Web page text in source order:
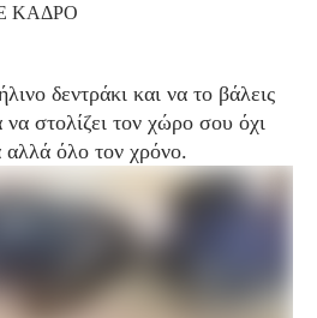
ΚΆΔΡΟ
δεντράκι και να το βάλεις
στολίζει τον χώρο σου όχι
αλλά όλο τον χρόνο.